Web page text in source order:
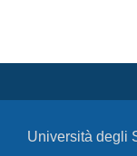
Università degli